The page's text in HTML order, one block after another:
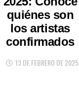
quiénes son
los artistas
confirmados
13 DE FEBRERO DE 2025